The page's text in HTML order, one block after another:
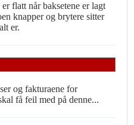
flatt når baksetene er lagt
knapper og brytere sitter
er.
og fakturaene for
få feil med på denne...